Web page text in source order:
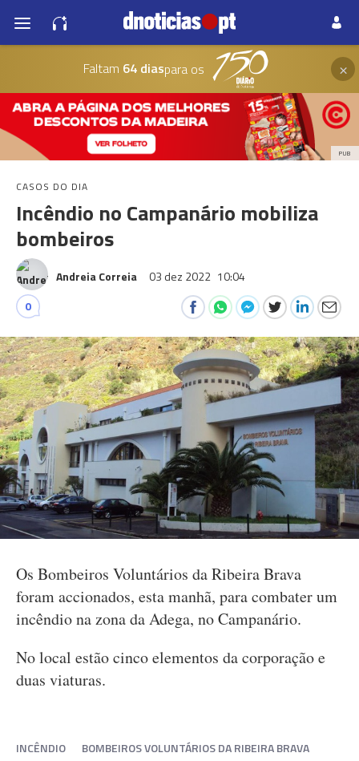
Faltam 64 diaspara os ×
PUB
CASOS DO DIA
Incêndio no Campanário mobiliza
bombeiros
Andreia Correia 03 dez 2022 10:04
0
Os Bombeiros Voluntários da Ribeira Brava
foram accionados, esta manhã, para combater um
incêndio na zona da Adega, no Campanário.
No local estão cinco elementos da corporação e
duas viaturas.
INCÊNDIO BOMBEIROS VOLUNTÁRIOS DA RIBEIRA BRAVA